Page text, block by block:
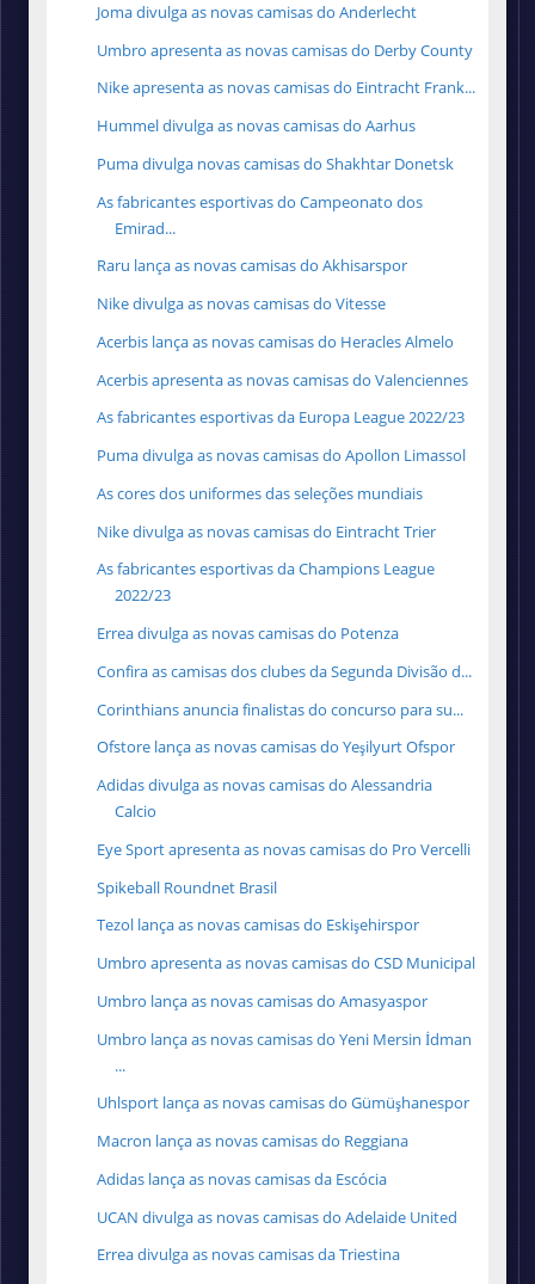
Joma divulga as novas camisas do Anderlecht
Umbro apresenta as novas camisas do Derby County
Nike apresenta as novas camisas do Eintracht Frank...
Hummel divulga as novas camisas do Aarhus
Puma divulga novas camisas do Shakhtar Donetsk
As fabricantes esportivas do Campeonato dos
Emirad...
Raru lança as novas camisas do Akhisarspor
Nike divulga as novas camisas do Vitesse
Acerbis lança as novas camisas do Heracles Almelo
Acerbis apresenta as novas camisas do Valenciennes
As fabricantes esportivas da Europa League 2022/23
Puma divulga as novas camisas do Apollon Limassol
As cores dos uniformes das seleções mundiais
Nike divulga as novas camisas do Eintracht Trier
As fabricantes esportivas da Champions League
2022/23
Errea divulga as novas camisas do Potenza
Confira as camisas dos clubes da Segunda Divisão d...
Corinthians anuncia finalistas do concurso para su...
Ofstore lança as novas camisas do Yeşilyurt Ofspor
Adidas divulga as novas camisas do Alessandria
Calcio
Eye Sport apresenta as novas camisas do Pro Vercelli
Spikeball Roundnet Brasil
Tezol lança as novas camisas do Eskişehirspor
Umbro apresenta as novas camisas do CSD Municipal
Umbro lança as novas camisas do Amasyaspor
Umbro lança as novas camisas do Yeni Mersin İdman
...
Uhlsport lança as novas camisas do Gümüşhanespor
Macron lança as novas camisas do Reggiana
Adidas lança as novas camisas da Escócia
UCAN divulga as novas camisas do Adelaide United
Errea divulga as novas camisas da Triestina